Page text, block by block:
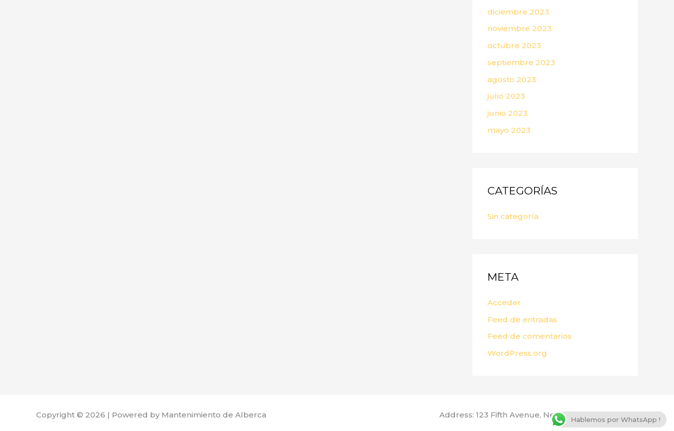
diciembre 2023
noviembre 2023
octubre 2023
septiembre 2023
agosto 2023
julio 2023
junio 2023
mayo 2023
CATEGORÍAS
Sin categoría
META
Acceder
Feed de entradas
Feed de comentarios
WordPress.org
Copyright © 2026 | Powered by Mantenimiento de Alberca Address: 123 Fifth Avenue, New York, NY 10160, USA
Hablemos por WhatsApp !